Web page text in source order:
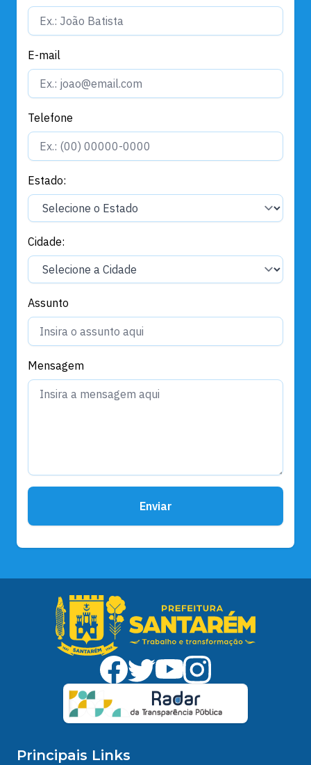
E-mail
Telefone
Estado:
Cidade:
Assunto
Mensagem
Enviar
Principais Links